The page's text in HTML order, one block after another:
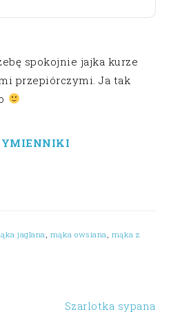
spokojnie jajka kurze
przepiórczymi. Ja tak
jaglana, mąka owsiana, mąka z
Szarlotka sypana